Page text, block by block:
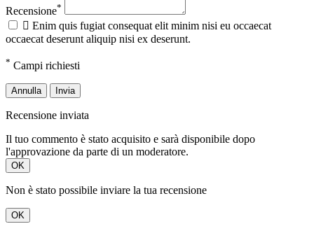
Recensione*
 Enim quis fugiat consequat elit minim nisi eu occaecat
occaecat deserunt aliquip nisi ex deserunt.
* Campi richiesti
Annulla Invia
Recensione inviata
Il tuo commento è stato acquisito e sarà disponibile dopo
l'approvazione da parte di un moderatore.
OK
Non è stato possibile inviare la tua recensione
OK